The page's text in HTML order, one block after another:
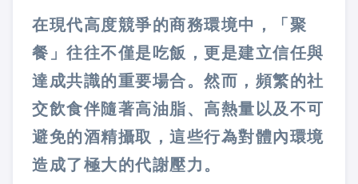
在現代高度競爭的商務環境中，「聚
餐」往往不僅是吃飯，更是建立信任與
達成共識的重要場合。然而，頻繁的社
交飲食伴隨著高油脂、高熱量以及不可
避免的酒精攝取，這些行為對體內環境
造成了極大的代謝壓力。